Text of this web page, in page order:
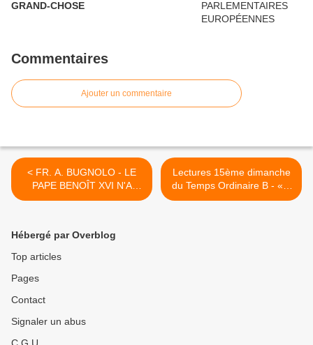
GRAND-CHOSE
Commentaires
Ajouter un commentaire
< FR. A. BUGNOLO - LE
PAPE BENOÎT XVI N'A
JAMAIS ABDIQUÉ ET IL
Lectures 15ème dimanche
du Temps Ordinaire B - « Il
commença à les envoyer »
Hébergé par Overblog
Top articles
Pages
Contact
Signaler un abus